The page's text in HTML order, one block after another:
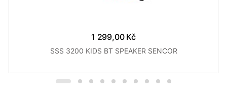
1 299,00 Kč
SSS 3200 KIDS BT SPEAKER SENCOR